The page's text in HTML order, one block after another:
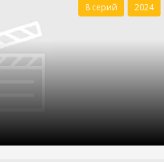
8 серий 2024